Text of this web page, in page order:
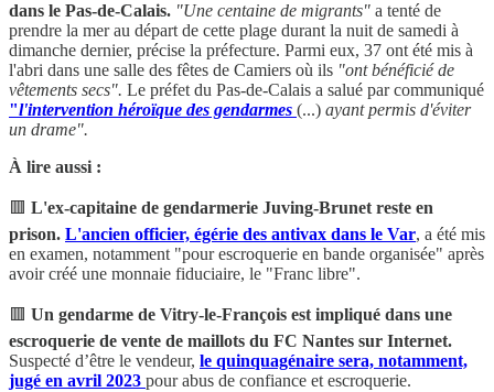
dans le Pas-de-Calais. "Une centaine de migrants" a tenté de
prendre la mer au départ de cette plage durant la nuit de samedi à
dimanche dernier, précise la préfecture. Parmi eux, 37 ont été mis à
l'abri dans une salle des fêtes de Camiers où ils "ont bénéficié de
vêtements secs". Le préfet du Pas-de-Calais a salué par communiqué
"l'intervention héroïque des gendarmes (...) ayant permis d'éviter
un drame".
À lire aussi :
🟥 L'ex-capitaine de gendarmerie Juving-Brunet reste en
prison. L'ancien officier, égérie des antivax dans le Var, a été mis
en examen, notamment "pour escroquerie en bande organisée" après
avoir créé une monnaie fiduciaire, le "Franc libre".
🟥 Un gendarme de Vitry-le-François est impliqué dans une
escroquerie de vente de maillots du FC Nantes sur Internet.
Suspecté d’être le vendeur, le quinquagénaire sera, notamment,
jugé en avril 2023 pour abus de confiance et escroquerie.